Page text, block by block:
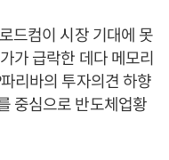
드컴이 시장 기대에 못
가 급락한 데다 메모리
리바의 투자의견 하향
중심으로 반도체업황